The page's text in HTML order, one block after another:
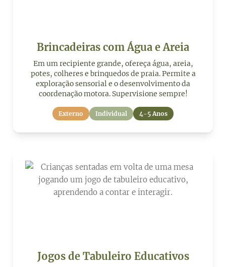
Brincadeiras com Água e Areia
Em um recipiente grande, ofereça água, areia,
potes, colheres e brinquedos de praia. Permite a
exploração sensorial e o desenvolvimento da
coordenação motora. Supervisione sempre!
Externo Individual 4-5 Anos
Jogos de Tabuleiro Educativos